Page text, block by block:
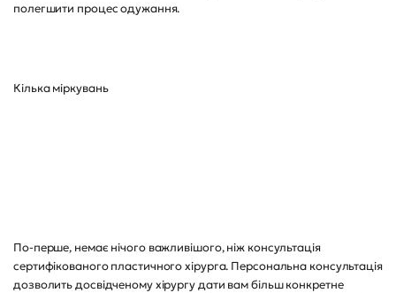
полегшити процес одужання.
Кілька міркувань
По-перше, немає нічого важливішого, ніж консультація
сертифікованого пластичного хірурга. Персональна консультація
дозволить досвідченому хірургу дати вам більш конкретне